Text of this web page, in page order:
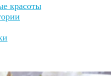
красоты